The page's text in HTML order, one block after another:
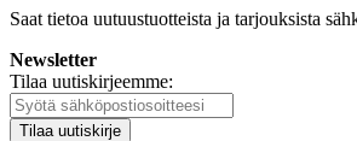
Saat tietoa uutuustuotteista ja tarjouksista
Newsletter
Tilaa uutiskirjeemme:
Tilaa uutiskirje